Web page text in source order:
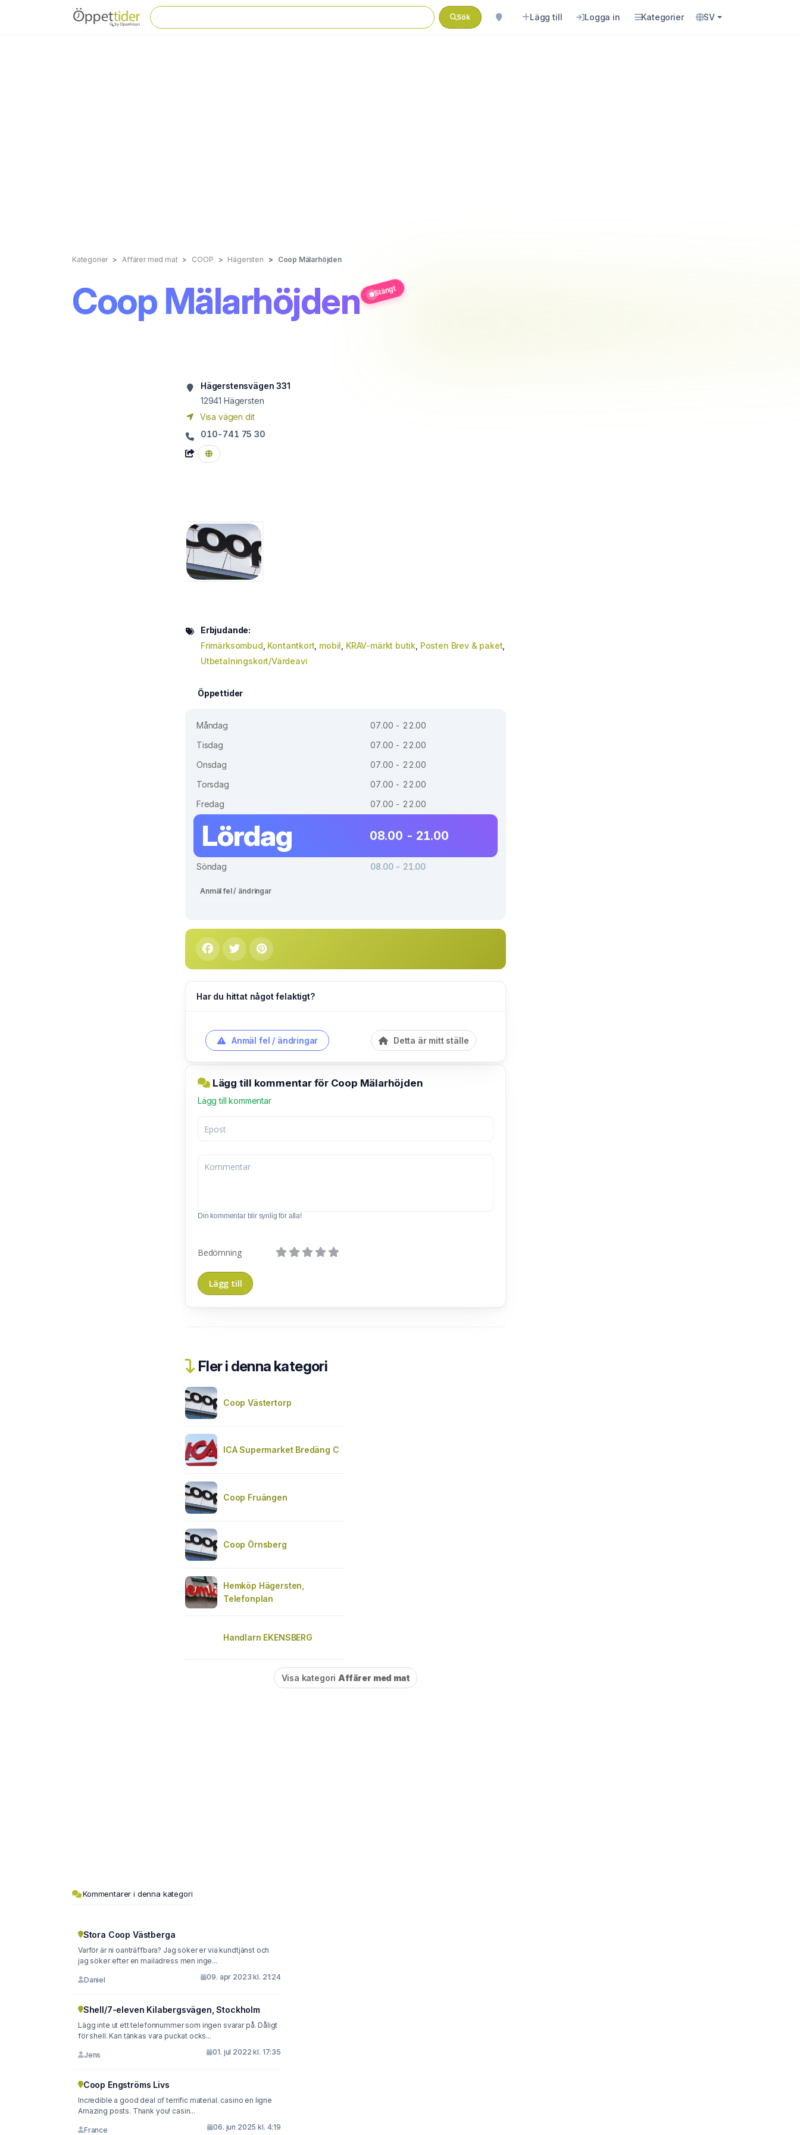
Sök Lägg till Logga in Kategorier SV
Kategorier Affärer med mat COOP Hägersten Coop Mälarhöjden
Coop Mälarhöjden Stängt
Hägerstensvägen 331
12941 Hägersten
Visa vägen dit
010-741 75 30
Erbjudande:
Frimärksombud Kontantkort mobil KRAV-märkt butik Posten Brev & paket
Utbetalningskort/Värdeavi
Öppettider
Måndag
07.00 - 22.00
Tisdag
07.00 - 22.00
Onsdag
07.00 - 22.00
Torsdag
07.00 - 22.00
Fredag
07.00 - 22.00
Lördag 08.00 - 21.00
Söndag 08.00 - 21.00
Anmäl fel / ändringar
Har du hittat något felaktigt?
Anmäl fel / ändringar Detta är mitt ställe
Lägg till kommentar för Coop Mälarhöjden
Lägg till kommentar
Din kommentar blir synlig för alla!
Bedömning
Fler i denna kategori
Coop Västertorp
ICA Supermarket Bredäng C
Coop Fruängen
Coop Örnsberg
Hemköp Hägersten,
Telefonplan
Handlarn EKENSBERG
Visa kategori Affärer med mat
Kommentarer i denna kategori
Stora Coop Västberga
Varför är ni oanträffbara? Jag söker er via kundtjänst och
jag söker efter en mailadress men inge...
Daniel 09. apr 2023 kl. 21:24
Shell/7-eleven Kilabergsvägen, Stockholm
Lägg inte ut ett telefonnummer som ingen svarar på. Dåligt
för shell. Kan tänkas vara puckat ocks...
Jens 01. jul 2022 kl. 17:35
Coop Engströms Livs
Incredible a good deal of terrific material. casino en ligne
Amazing posts. Thank you! casin...
France 06. jun 2025 kl. 4:19